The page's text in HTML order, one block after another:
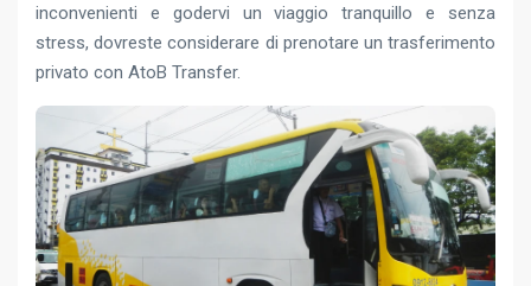
inconvenienti e godervi un viaggio tranquillo e senza
stress, dovreste considerare di prenotare un trasferimento
privato con AtoB Transfer.